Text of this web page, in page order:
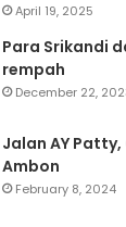
April 19, 2025
Para Srikandi
rempah
December 22,
Jalan AY
Ambon
February 8, 2024